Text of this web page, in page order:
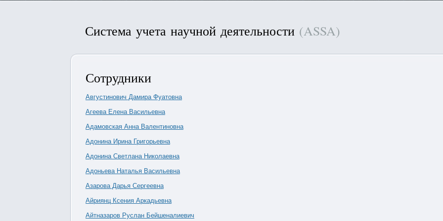
Система учета научной деятельности (ASSA)
Сотрудники
Августинович Дамира Фуатовна
Агеева Елена Васильевна
Адамовская Анна Валентиновна
Адонина Ирина Григорьевна
Адонина Светлана Николаевна
Адоньева Наталья Васильевна
Азарова Дарья Сергеевна
Айриянц Ксения Аркадьевна
Айтназаров Руслан Бейшеналиевич